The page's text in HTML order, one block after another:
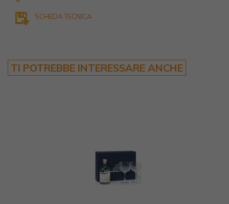
SCHEDA TECNICA
TI POTREBBE INTERESSARE ANCHE